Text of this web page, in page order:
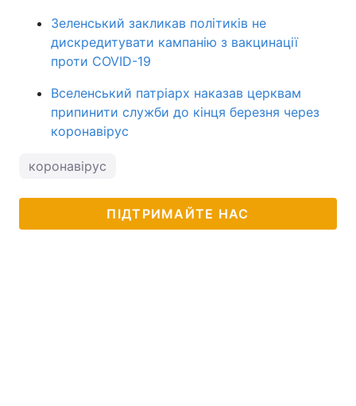
Зеленський закликав політиків не
дискредитувати кампанію з вакцинації
проти COVID-19
Вселенський патріарх наказав церквам
припинити служби до кінця березня через
коронавірус
коронавірус
ПІДТРИМАЙТЕ НАС